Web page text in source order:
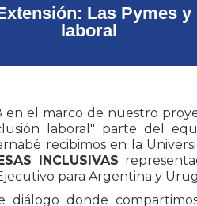
Las Pymes
laboral
en el marco de nuestro
laboral" parte del
recibimos en la
INCLUSIVAS
para Argentina y
diálogo donde